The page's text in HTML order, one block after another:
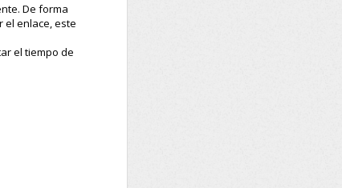
De forma
el enlace, este
el tiempo de